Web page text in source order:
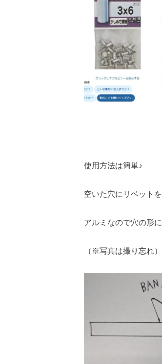
使用方法は簡単♪
空いた穴にリベット
アルミなので穴の形
（※写真は撮り忘れ）